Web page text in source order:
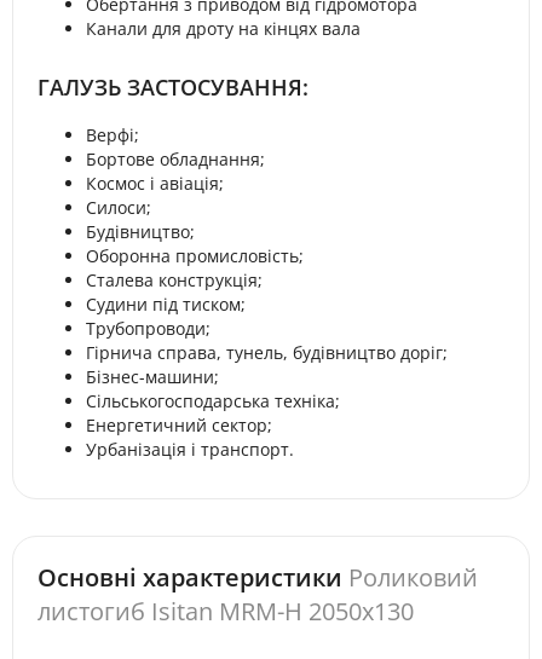
Канали для дроту на кінцях вала
ГАЛУЗЬ ЗАСТОСУВАННЯ:
Верфі;
Бортове обладнання;
Космос і авіація;
Силоси;
Будівництво;
Оборонна промисловість;
Сталева конструкція;
Судини під тиском;
Трубопроводи;
Гірнича справа, тунель, будівництво доріг;
Бізнес-машини;
Сільськогосподарська техніка;
Енергетичний сектор;
Урбанізація і транспорт.
Основні характеристики Роликовий
листогиб Isitan MRM-H 2050x130